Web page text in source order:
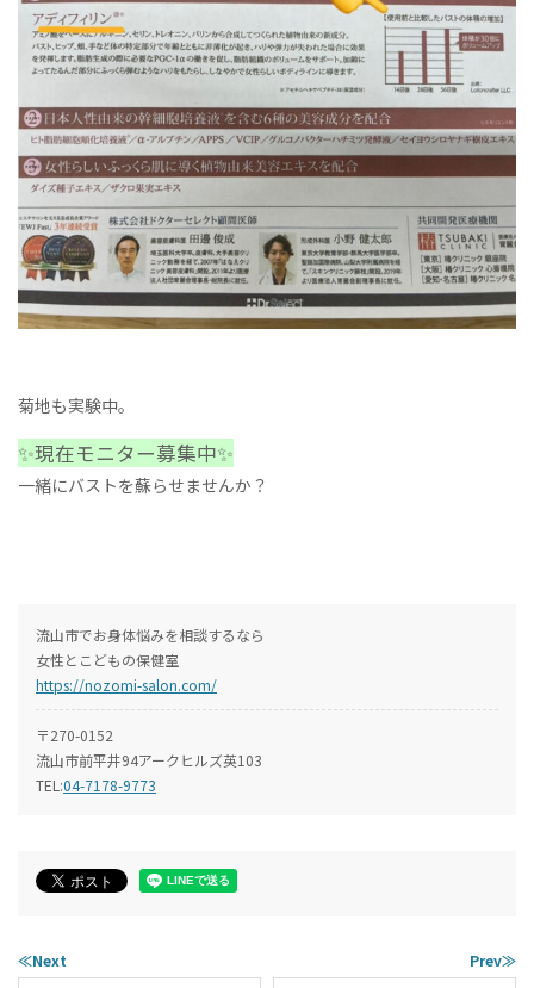
菊地も実験中。
✨現在モニター募集中✨
一緒にバストを蘇らせませんか？
流山市でお身体悩みを相談するなら
女性とこどもの保健室
https://nozomi-salon.com/
〒270-0152
流山市前平井94アークヒルズ英103
TEL:04-7178-9773
≪Next Prev≫